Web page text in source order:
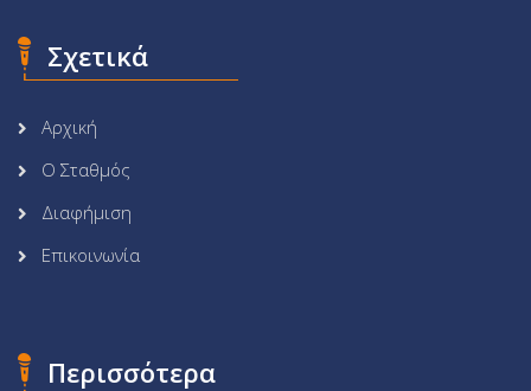
Σχετικά
Αρχική
Ο Σταθμός
Διαφήμιση
Επικοινωνία
Περισσότερα